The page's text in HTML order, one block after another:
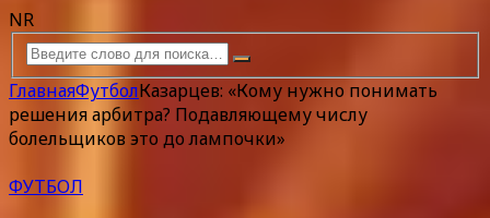
NR
ГлавнаяФутболКазарцев: «Кому нужно понимать
решения арбитра? Подавляющему числу
болельщиков это до лампочки»
ФУТБОЛ